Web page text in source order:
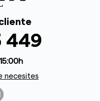
449
necesites